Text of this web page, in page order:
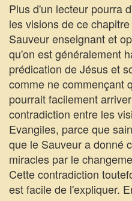
Plus d'un lecteur pourra
les visions de ce
Sauveur enseignant et
qu'on est généralement
prédication de Jésus et
comme ne commençant
pourrait facilement
contradiction entre les
Evangiles, parce que
que le Sauveur a donné
miracles par le
Cette contradiction
est facile de l'expliquer.